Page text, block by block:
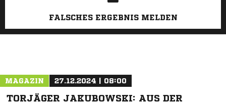
FALSCHES ERGEBNIS MELDEN
MAGAZIN 27.12.2024 | 08:00
TORJÄGER JAKUBOWSKI: AUS DER